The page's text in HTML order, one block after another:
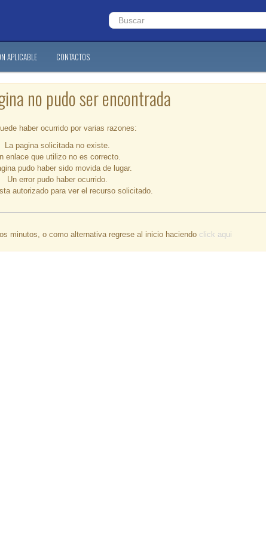
APLICABLE CONTACTOS
no pudo ser encontrada
haber ocurrido por varias razones:
La pagina solicitada no existe.
enlace que utilizo no es correcto.
pudo haber sido movida de lugar.
Un error pudo haber ocurrido.
autorizado para ver el recurso solicitado.
minutos, o como alternativa regrese al inicio haciendo click aqui